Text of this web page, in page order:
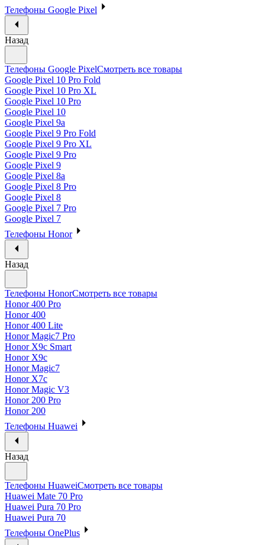
Телефоны Google Pixel
Назад
Телефоны Google PixelСмотреть все товары
Google Pixel 10 Pro Fold
Google Pixel 10 Pro XL
Google Pixel 10 Pro
Google Pixel 10
Google Pixel 9a
Google Pixel 9 Pro Fold
Google Pixel 9 Pro XL
Google Pixel 9 Pro
Google Pixel 9
Google Pixel 8a
Google Pixel 8 Pro
Google Pixel 8
Google Pixel 7 Pro
Google Pixel 7
Телефоны Honor
Назад
Телефоны HonorСмотреть все товары
Honor 400 Pro
Honor 400
Honor 400 Lite
Honor Magic7 Pro
Honor X9c Smart
Honor X9c
Honor Magic7
Honor X7c
Honor Magic V3
Honor 200 Pro
Honor 200
Телефоны Huawei
Назад
Телефоны HuaweiСмотреть все товары
Huawei Mate 70 Pro
Huawei Pura 70 Pro
Huawei Pura 70
Телефоны OnePlus